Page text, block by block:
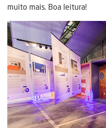
muito mais. Boa leitura!